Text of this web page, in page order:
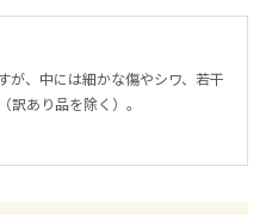
が、中には細かな傷やシワ、若干
あり品を除く）。